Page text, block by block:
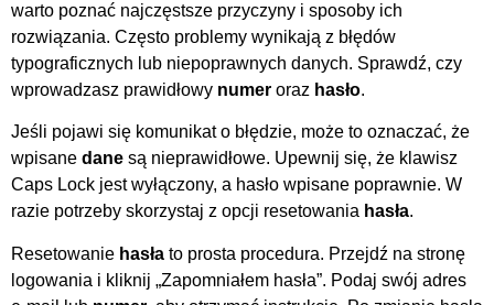
warto poznać najczęstsze przyczyny i sposoby ich
rozwiązania. Często problemy wynikają z błędów
typograficznych lub niepoprawnych danych. Sprawdź, czy
wprowadzasz prawidłowy numer oraz hasło.
Jeśli pojawi się komunikat o błędzie, może to oznaczać, że
wpisane dane są nieprawidłowe. Upewnij się, że klawisz
Caps Lock jest wyłączony, a hasło wpisane poprawnie. W
razie potrzeby skorzystaj z opcji resetowania hasła.
Resetowanie hasła to prosta procedura. Przejdź na stronę
logowania i kliknij „Zapomniałem hasła”. Podaj swój adres